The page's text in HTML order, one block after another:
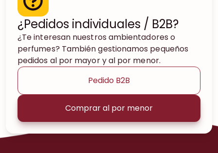
¿Pedidos individuales / B2B?
¿Te interesan nuestros ambientadores o
perfumes? También gestionamos pequeños
pedidos al por mayor y al por menor.
Pedido B2B
Comprar al por menor